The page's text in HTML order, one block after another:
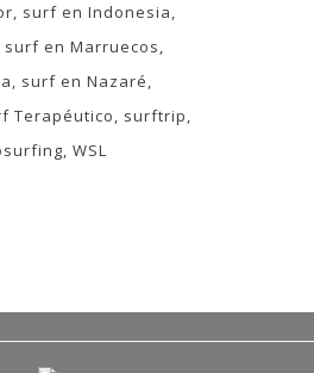
surf en Indonesia
surf en Marruecos
surf en Nazaré
Terapéutico
surftrip
WSL